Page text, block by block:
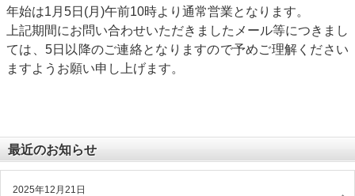
年始は1 月 5日 (月 )午前10時より通常営業となります。
上記期間にお問い合わせいただきましたメール等につきまし
ては、 5日以降のご連絡となりますので予めご理解ください
ますようお願い申し上げます。
最近のお知らせ
2025年12月21日